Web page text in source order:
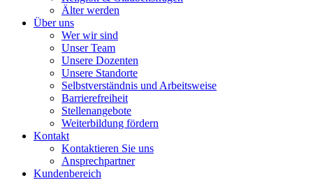
Älter werden
Über uns
Wer wir sind
Unser Team
Unsere Dozenten
Unsere Standorte
Selbstverständnis und Arbeitsweise
Barrierefreiheit
Stellenangebote
Weiterbildung fördern
Kontakt
Kontaktieren Sie uns
Ansprechpartner
Kundenbereich